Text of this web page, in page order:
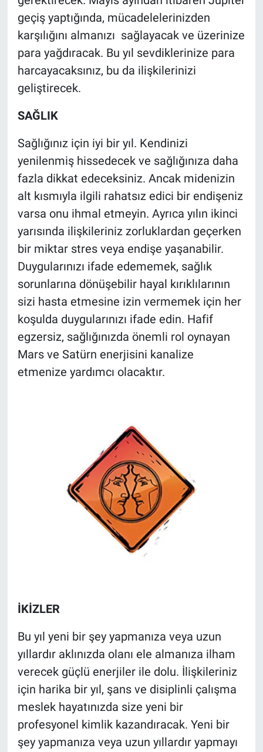
geçiş yaptığında, mücadelelerinizden
karşılığını almanızı sağlayacak ve üzerinize
para yağdıracak. Bu yıl sevdiklerinize para
harcayacaksınız, bu da ilişkilerinizi
geliştirecek.
SAĞLIK
Sağlığınız için iyi bir yıl. Kendinizi
yenilenmiş hissedecek ve sağlığınıza daha
fazla dikkat edeceksiniz. Ancak midenizin
alt kısmıyla ilgili rahatsız edici bir endişeniz
varsa onu ihmal etmeyin. Ayrıca yılın ikinci
yarısında ilişkileriniz zorluklardan geçerken
bir miktar stres veya endişe yaşanabilir.
Duygularınızı ifade edememek, sağlık
sorunlarına dönüşebilir hayal kırıklılarının
sizi hasta etmesine izin vermemek için her
koşulda duygularınızı ifade edin. Hafif
egzersiz, sağlığınızda önemli rol oynayan
Mars ve Satürn enerjisini kanalize
etmenize yardımcı olacaktır.
İKİZLER
Bu yıl yeni bir şey yapmanıza veya uzun
yıllardır aklınızda olanı ele almanıza ilham
verecek güçlü enerjiler ile dolu. İlişkileriniz
için harika bir yıl, şans ve disiplinli çalışma
meslek hayatınızda size yeni bir
profesyonel kimlik kazandıracak. Yeni bir
şey yapmanıza veya uzun yıllardır yapmayı